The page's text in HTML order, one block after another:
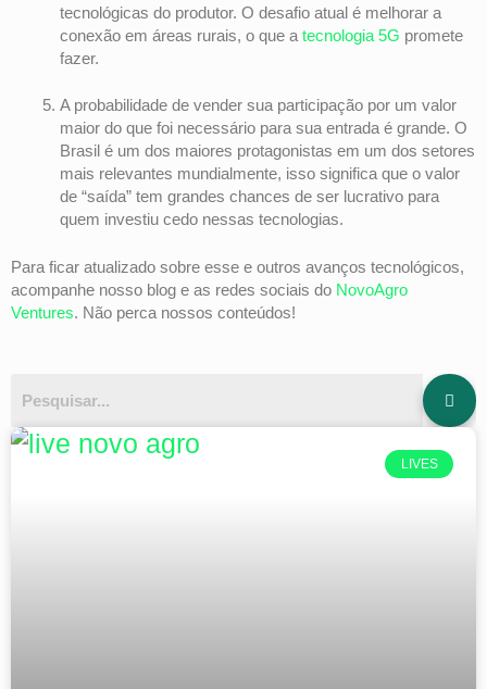
tecnológicas do produtor. O desafio atual é melhorar a
conexão em áreas rurais, o que a tecnologia 5G promete
fazer.
A probabilidade de vender sua participação por um valor
maior do que foi necessário para sua entrada é grande. O
Brasil é um dos maiores protagonistas em um dos setores
mais relevantes mundialmente, isso significa que o valor
de “saída” tem grandes chances de ser lucrativo para
quem investiu cedo nessas tecnologias.
Para ficar atualizado sobre esse e outros avanços tecnológicos,
acompanhe nosso blog e as redes sociais do NovoAgro
Ventures. Não perca nossos conteúdos!
LIVES